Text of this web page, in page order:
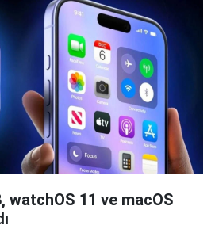
watchOS 11 ve macOS